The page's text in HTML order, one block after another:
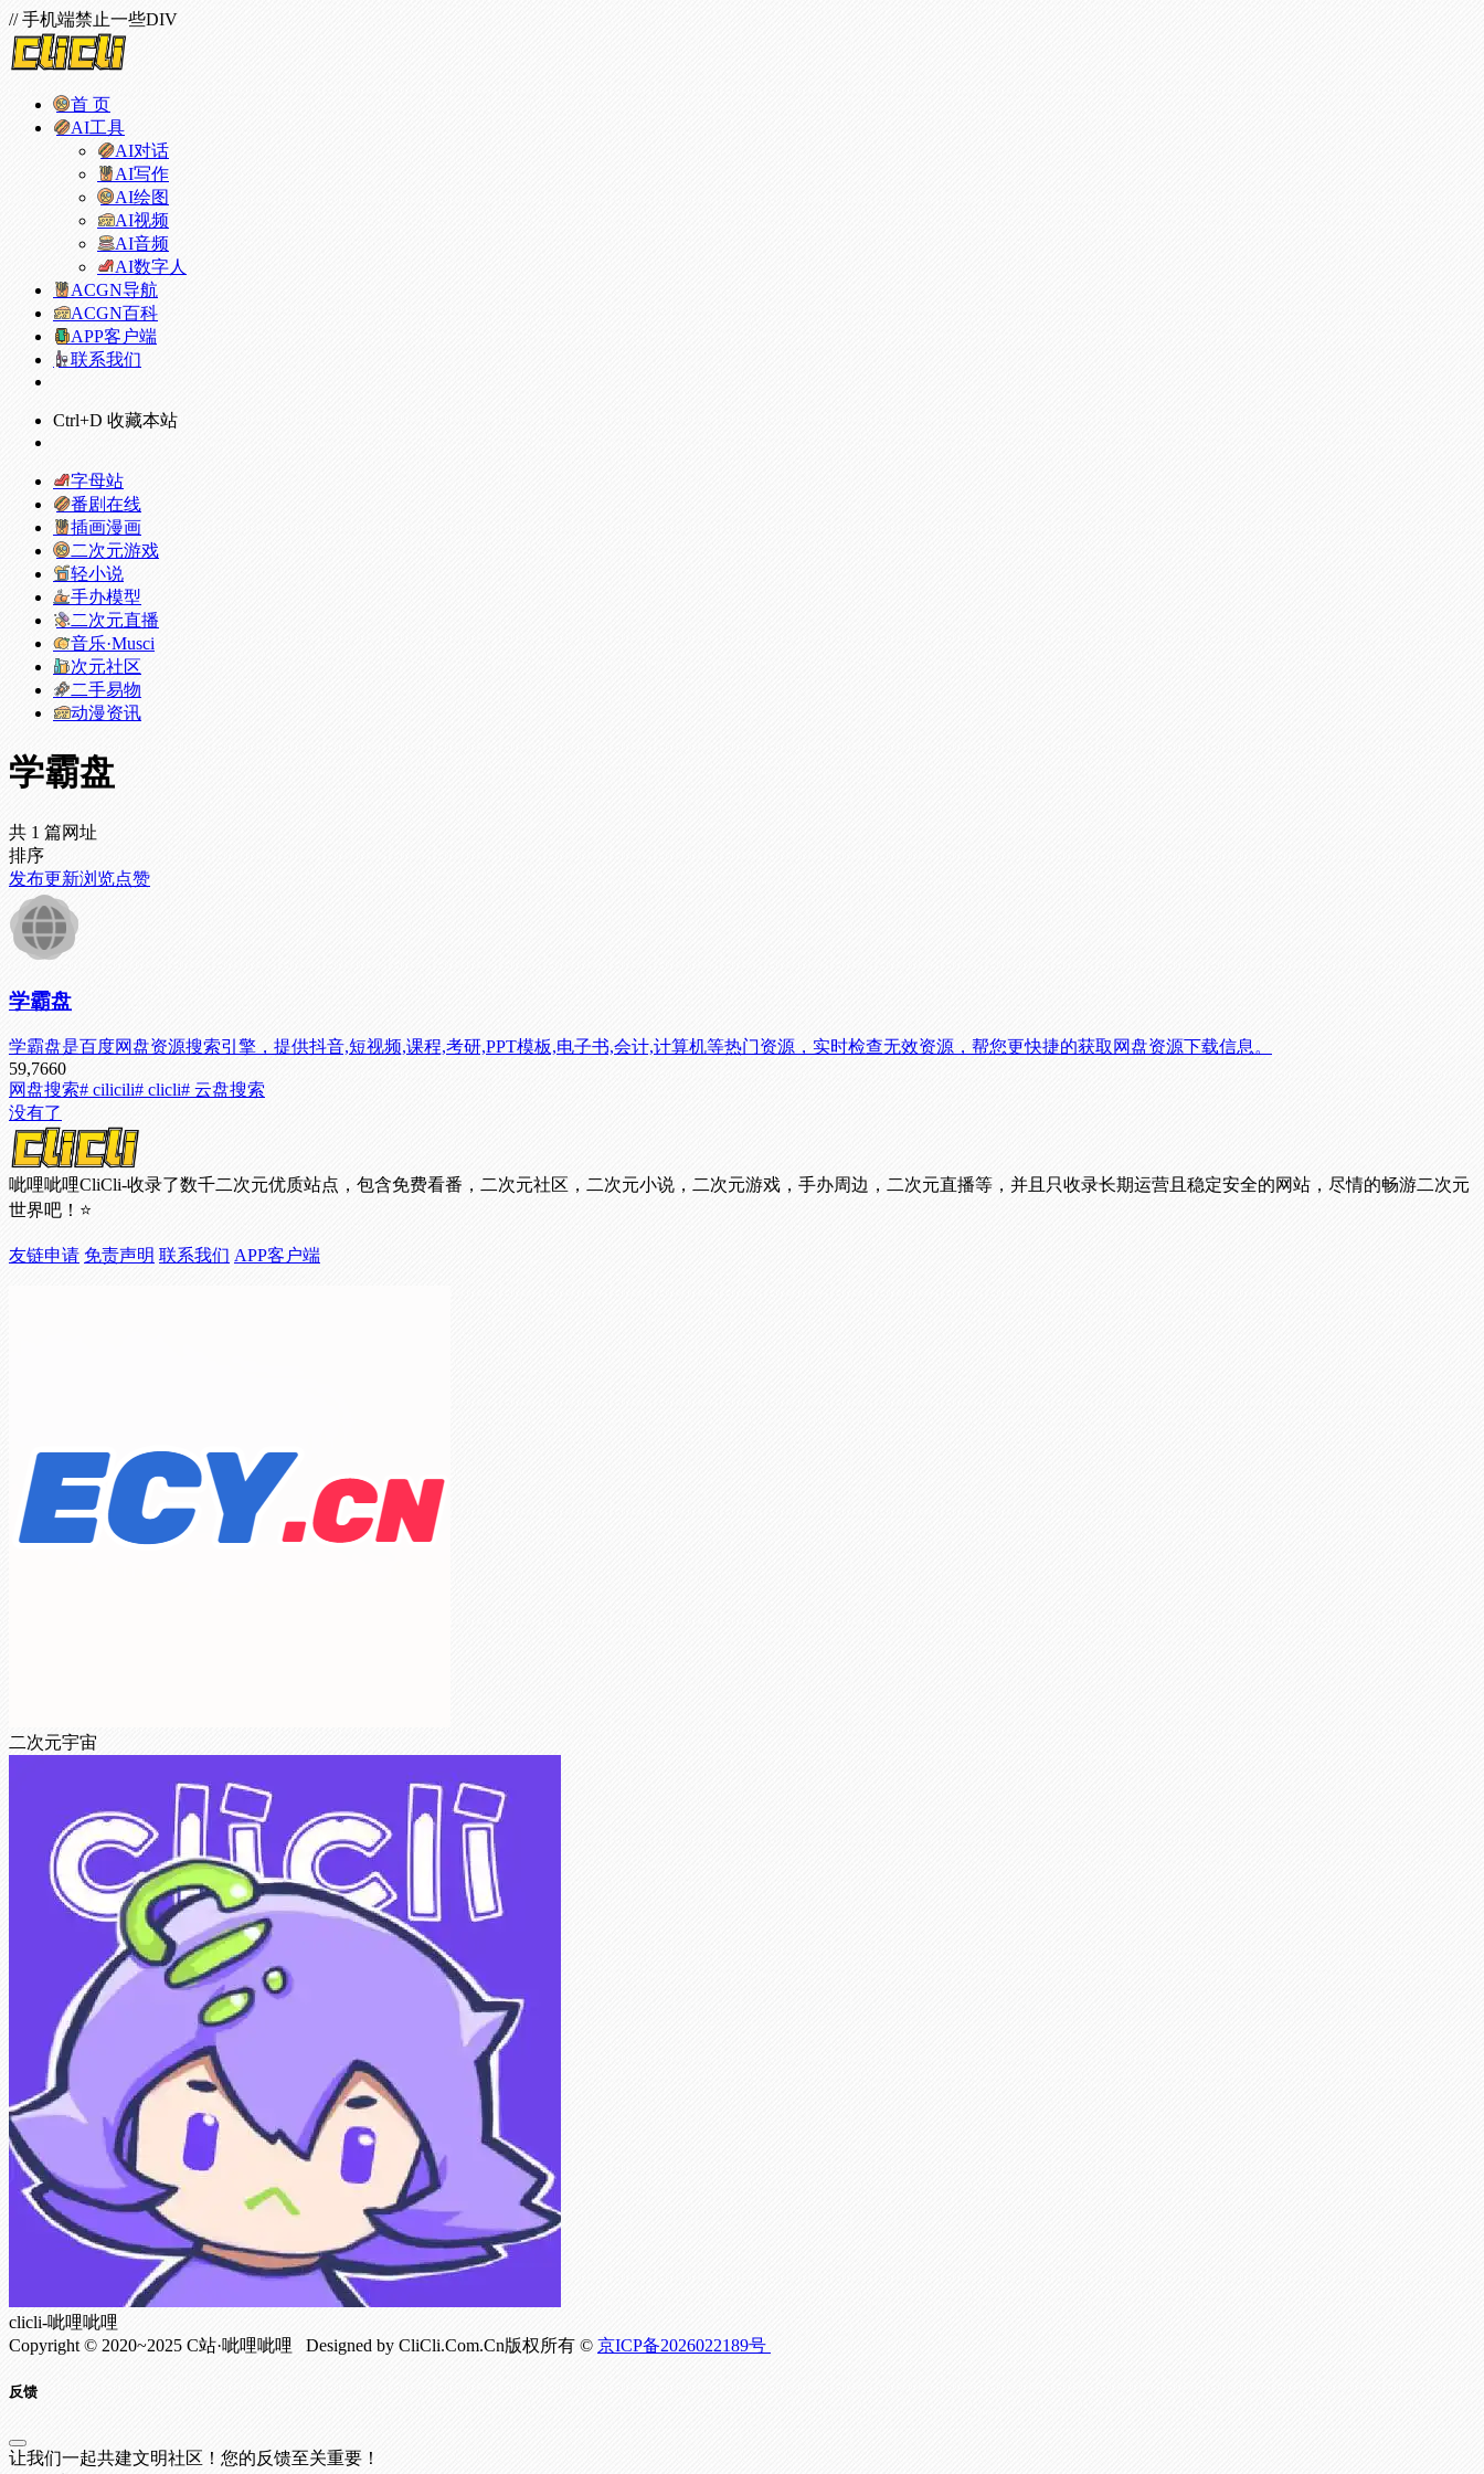
// 手机端禁止一些DIV
首 页
AI工具
AI对话
AI写作
AI绘图
AI视频
AI音频
AI数字人
ACGN导航
ACGN百科
APP客户端
联系我们
Ctrl+D 收藏本站
字母站
番剧在线
插画漫画
二次元游戏
轻小说
手办模型
二次元直播
音乐·Musci
次元社区
二手易物
动漫资讯
学霸盘
共 1 篇网址
排序
发布更新浏览点赞
学霸盘
学霸盘是百度网盘资源搜索引擎，提供抖音,短视频,课程,考研,PPT模板,电子书,会计,计算机等热门资源，实时检查无效资源，帮您更快捷的获取网盘资源下载信息。
59,7660
网盘搜索# cilicili# clicli# 云盘搜索
没有了
呲哩呲哩CliCli-收录了数千二次元优质站点，包含免费看番，二次元社区，二次元小说，二次元游戏，手办周边，二次元直播等，并且只收录长期运营且稳定安全的网站，尽情的畅游二次元
世界吧！⭐
友链申请 免责声明 联系我们 APP客户端
二次元宇宙
clicli-呲哩呲哩
Copyright © 2020~2025 C站·呲哩呲哩 Designed by CliCli.Com.Cn版权所有 © 京ICP备2026022189号
反馈
让我们一起共建文明社区！您的反馈至关重要！